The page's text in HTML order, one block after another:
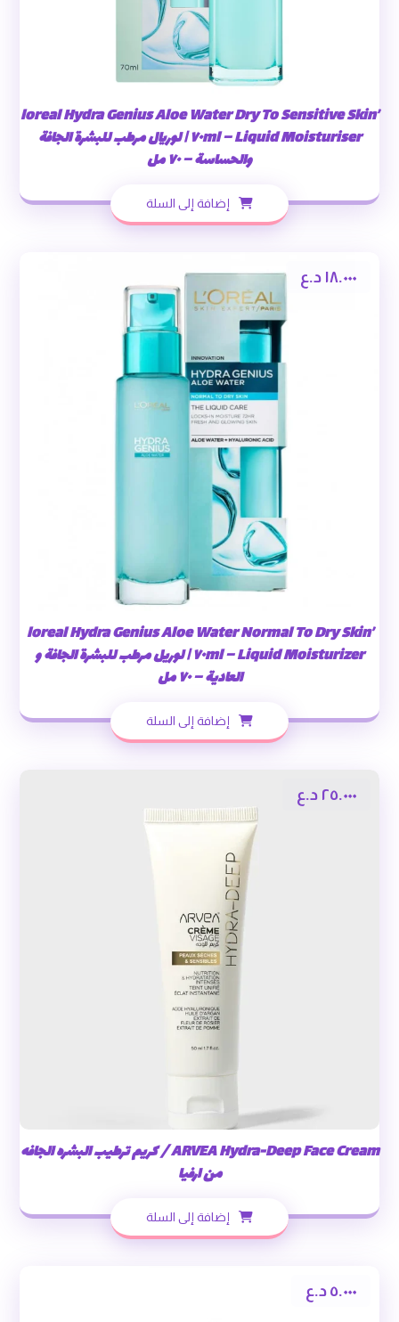
’loreal Hydra Genius Aloe Water Dry To Sensitive Skin
Liquid Moisturiser – ٧٠ml | لوريال مرطب للبشرة الجافة
والحساسة – ٧٠ مل
إضافة إلى السلة
’loreal Hydra Genius Aloe Water Normal To Dry Skin
Liquid Moisturizer – ٧٠ml | لوريل مرطب للبشرة الجافة و
العادية – ٧٠ مل
١٨.٠٠٠ د.ع
إضافة إلى السلة
ARVEA Hydra-Deep Face Cream / كريم ترطيب البشره الجافه
من ارفيا
٢٥.٠٠٠ د.ع
إضافة إلى السلة
٥.٠٠٠ د.ع